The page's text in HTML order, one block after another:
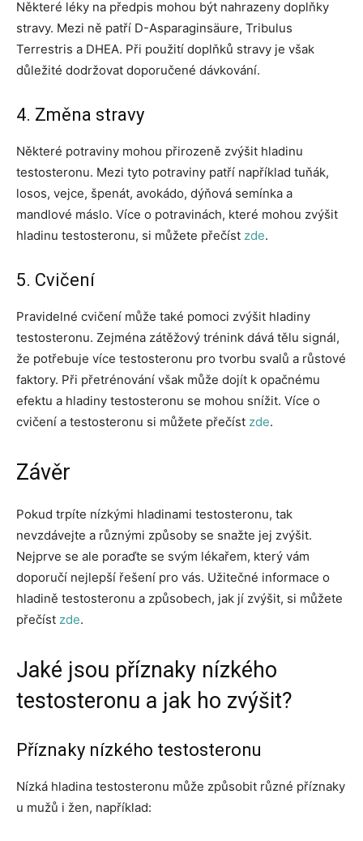
Některé léky na předpis mohou být nahrazeny doplňky
stravy. Mezi ně patří D-Asparaginsäure, Tribulus
Terrestris a DHEA. Při použití doplňků stravy je však
důležité dodržovat doporučené dávkování.
4. Změna stravy
Některé potraviny mohou přirozeně zvýšit hladinu
testosteronu. Mezi tyto potraviny patří například tuňák,
losos, vejce, špenát, avokádo, dýňová semínka a
mandlové máslo. Více o potravinách, které mohou zvýšit
hladinu testosteronu, si můžete přečíst zde.
5. Cvičení
Pravidelné cvičení může také pomoci zvýšit hladiny
testosteronu. Zejména zátěžový trénink dává tělu signál,
že potřebuje více testosteronu pro tvorbu svalů a růstové
faktory. Při přetrénování však může dojít k opačnému
efektu a hladiny testosteronu se mohou snížit. Více o
cvičení a testosteronu si můžete přečíst zde.
Závěr
Pokud trpíte nízkými hladinami testosteronu, tak
nevzdávejte a různými způsoby se snažte jej zvýšit.
Nejprve se ale poraďte se svým lékařem, který vám
doporučí nejlepší řešení pro vás. Užitečné informace o
hladině testosteronu a způsobech, jak jí zvýšit, si můžete
přečíst zde.
Jaké jsou příznaky nízkého
testosteronu a jak ho zvýšit?
Příznaky nízkého testosteronu
Nízká hladina testosteronu může způsobit různé příznaky
u mužů i žen, například: